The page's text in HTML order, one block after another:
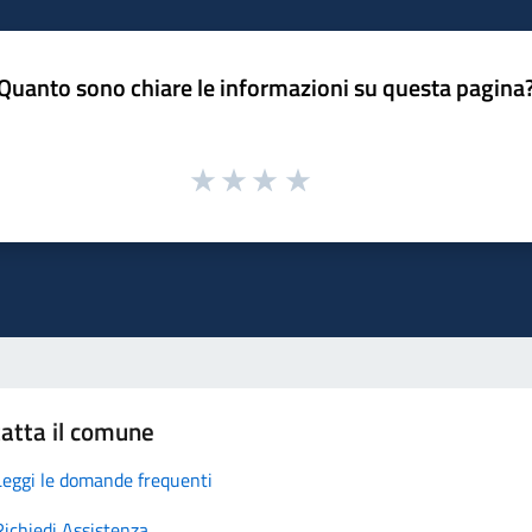
sono chiare le informazioni su questa
il comune
le domande frequenti